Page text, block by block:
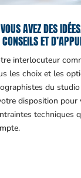
AVEZ DES
ET
interlocuteur
les choix et les
du
disposition pour
techniques